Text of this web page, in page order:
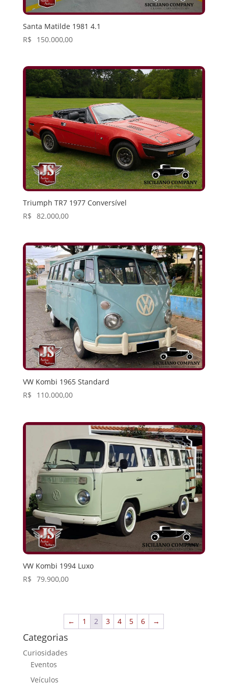
Santa Matilde 1981 4.1
R$
150.000,00
Triumph TR7 1977 Conversível
R$ 82.000,00
VW Kombi 1965 Standard
R$
110.000,00
VW Kombi 1994 Luxo
R$ 79.900,00
← 1 2 3 4 5 6 →
Categorias
Curiosidades
Eventos
Veículos